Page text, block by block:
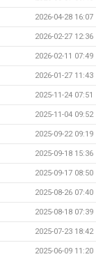
2026-04-28 16:07
2026-02-27 12:36
2026-02-11 07:49
2026-01-27 11:43
2025-11-24 07:51
2025-11-04 09:52
2025-09-22 09:19
2025-09-18 15:36
2025-09-17 08:50
2025-08-26 07:40
2025-08-18 07:39
2025-07-23 18:42
2025-06-09 11:20